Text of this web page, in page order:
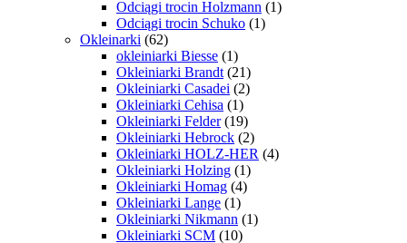
Odciągi trocin Holzmann (1)
Odciągi trocin Schuko (1)
Okleinarki (62)
okleiniarki Biesse (1)
Okleiniarki Brandt (21)
Okleiniarki Casadei (2)
Okleiniarki Cehisa (1)
Okleiniarki Felder (19)
Okleiniarki Hebrock (2)
Okleiniarki HOLZ-HER (4)
Okleiniarki Holzing (1)
Okleiniarki Homag (4)
Okleiniarki Lange (1)
Okleiniarki Nikmann (1)
Okleiniarki SCM (10)